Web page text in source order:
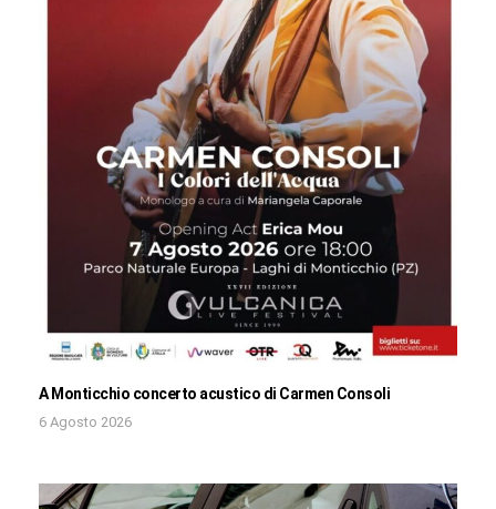
A Monticchio concerto acustico di Carmen Consoli
6 Agosto 2026